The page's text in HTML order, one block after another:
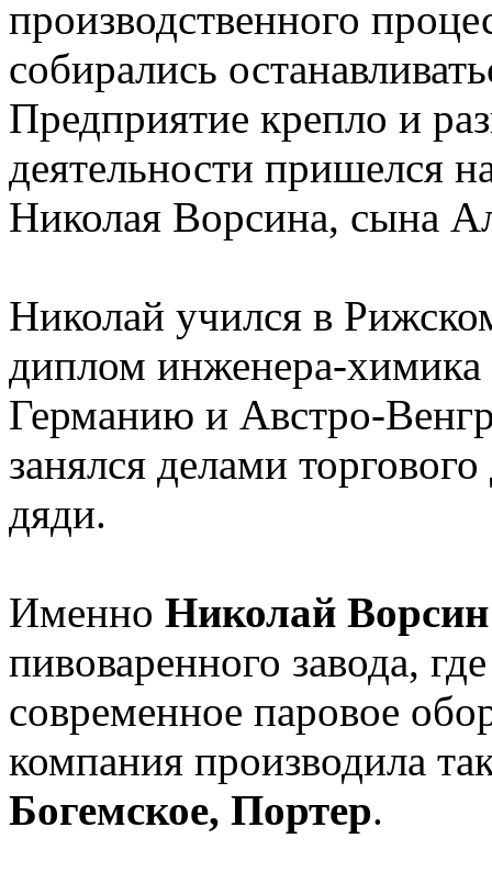
производственного
собирались
Предприятие крепло и
деятельности пришелся
Николая Ворсина, сына
Николай учился в
диплом инженера-химика
Германию и Австро-
занялся делами
дяди.
Именно Николай
пивоваренного завода,
современное паровое
компания производила
Богемское, Портер.